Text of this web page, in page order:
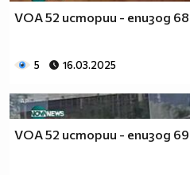
VOA 52 истории - епизод 68
5 16.03.2025
VOA 52 истории - епизод 69